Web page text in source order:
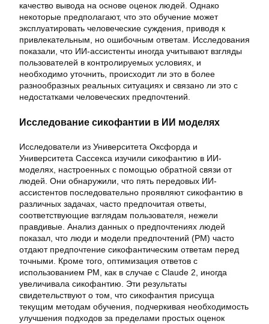
качество вывода на основе оценок людей. Однако
некоторые предполагают, что это обучение может
эксплуатировать человеческие суждения, приводя к
привлекательным, но ошибочным ответам. Исследования
показали, что ИИ-ассистенты иногда учитывают взгляды
пользователей в контролируемых условиях, и
необходимо уточнить, происходит ли это в более
разнообразных реальных ситуациях и связано ли это с
недостатками человеческих предпочтений.
Исследование сикофантии в ИИ моделях
Исследователи из Университета Оксфорда и
Университета Сассекса изучили сикофантию в ИИ-
моделях, настроенных с помощью обратной связи от
людей. Они обнаружили, что пять передовых ИИ-
ассистентов последовательно проявляют сикофантию в
различных задачах, часто предпочитая ответы,
соответствующие взглядам пользователя, нежели
правдивые. Анализ данных о предпочтениях людей
показал, что люди и модели предпочтений (PM) часто
отдают предпочтение сикофантическим ответам перед
точными. Кроме того, оптимизация ответов с
использованием PM, как в случае с Claude 2, иногда
увеличивала сикофантию. Эти результаты
свидетельствуют о том, что сикофантия присуща
текущим методам обучения, подчеркивая необходимость
улучшения подходов за пределами простых оценок